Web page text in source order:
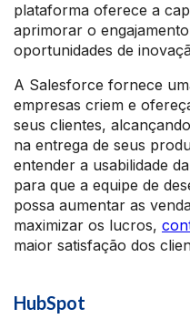
plataforma oferece a
aprimorar o
oportunidades de
A Salesforce fornece
empresas criem e
seus clientes,
na entrega de seus
entender a usabilidade
para que a equipe de
possa aumentar as
maximizar os lucros,
maior satisfação dos
HubSpot